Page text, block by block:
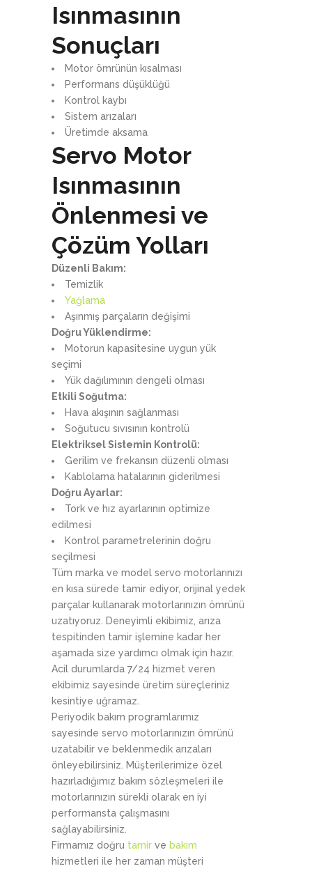
Isınmasının
Sonuçları
Motor ömrünün kısalması
Performans düşüklüğü
Kontrol kaybı
Sistem arızaları
Üretimde aksama
Servo Motor
Isınmasının
Önlenmesi ve
Çözüm Yolları
Düzenli Bakım:
Temizlik
Yağlama
Aşınmış parçaların değişimi
Doğru Yüklendirme:
Motorun kapasitesine uygun yük
seçimi
Yük dağılımının dengeli olması
Etkili Soğutma:
Hava akışının sağlanması
Soğutucu sıvısının kontrolü
Elektriksel Sistemin Kontrolü:
Gerilim ve frekansın düzenli olması
Kablolama hatalarının giderilmesi
Doğru Ayarlar:
Tork ve hız ayarlarının optimize
edilmesi
Kontrol parametrelerinin doğru
seçilmesi
Tüm marka ve model servo motorlarınızı
en kısa sürede tamir ediyor, orijinal yedek
parçalar kullanarak motorlarınızın ömrünü
uzatıyoruz. Deneyimli ekibimiz, arıza
tespitinden tamir işlemine kadar her
aşamada size yardımcı olmak için hazır.
Acil durumlarda 7/24 hizmet veren
ekibimiz sayesinde üretim süreçleriniz
kesintiye uğramaz.
Periyodik bakım programlarımız
sayesinde servo motorlarınızın ömrünü
uzatabilir ve beklenmedik arızaları
önleyebilirsiniz. Müşterilerimize özel
hazırladığımız bakım sözleşmeleri ile
motorlarınızın sürekli olarak en iyi
performansta çalışmasını
sağlayabilirsiniz.
Firmamız doğru tamir ve bakım
hizmetleri ile her zaman müşteri